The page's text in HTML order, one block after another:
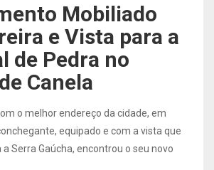
Mobiliado
e Vista para a
de Pedra no
Canela
o melhor endereço da cidade, em
equipado e com a vista que
Serra Gaúcha, encontrou o seu novo